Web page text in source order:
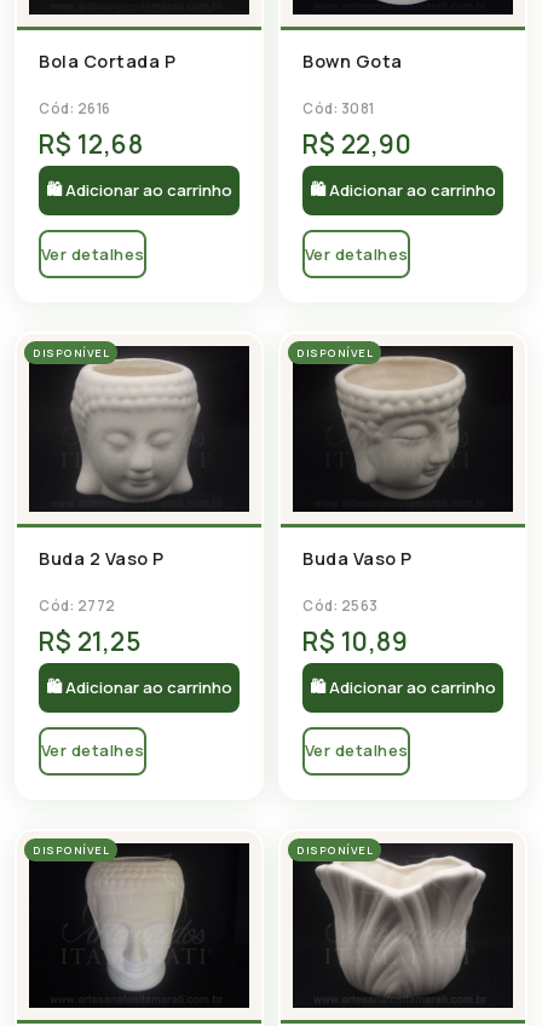
Bola Cortada P
Cód: 2616
R$ 12,68
🛍 Adicionar ao carrinho
Ver detalhes
Bown Gota
Cód: 3081
R$ 22,90
🛍 Adicionar ao carrinho
Ver detalhes
DISPONÍVEL
Buda 2 Vaso P
Cód: 2772
R$ 21,25
🛍 Adicionar ao carrinho
Ver detalhes
DISPONÍVEL
Buda Vaso P
Cód: 2563
R$ 10,89
🛍 Adicionar ao carrinho
Ver detalhes
DISPONÍVEL DISPONÍVEL